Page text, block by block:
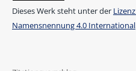
Dieses Werk steht unter der
Namensnennung 4.0 International